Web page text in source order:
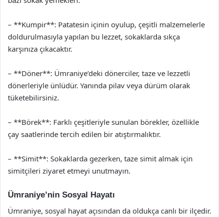
– **Kumpir**: Patatesin içinin oyulup, çeşitli malzemelerle
doldurulmasıyla yapılan bu lezzet, sokaklarda sıkça
karşınıza çıkacaktır.
– **Döner**: Ümraniye’deki dönerciler, taze ve lezzetli
dönerleriyle ünlüdür. Yanında pilav veya dürüm olarak
tüketebilirsiniz.
– **Börek**: Farklı çeşitleriyle sunulan börekler, özellikle
çay saatlerinde tercih edilen bir atıştırmalıktır.
– **Simit**: Sokaklarda gezerken, taze simit almak için
simitçileri ziyaret etmeyi unutmayın.
Ümraniye’nin Sosyal Hayatı
Ümraniye, sosyal hayat açısından da oldukça canlı bir ilçedir.